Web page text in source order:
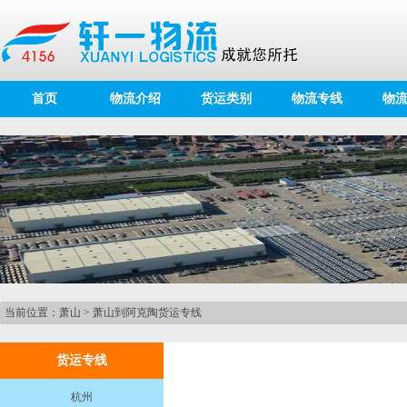
首页 物流介绍 货运类别 物流专线 物
当前位置： 萧山 > 萧山到阿克陶货运专线
货运专线
杭州